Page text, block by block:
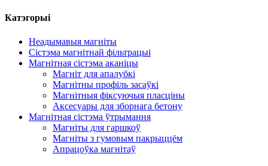
Катэгорыі
Неадымавыя магніты
Сістэма магнітнай фільтрацыі
Магнітная сістэма аканіцы
Магніт для апалубкі
Магнітны профіль засаўкі
Магнітныя фіксуючыя пласціны
Аксесуары для зборнага бетону
Магнітная сістэма ўтрымання
Магніты для гаршкоў
Магніты з гумовым пакрыццём
Апрацоўка магнітаў